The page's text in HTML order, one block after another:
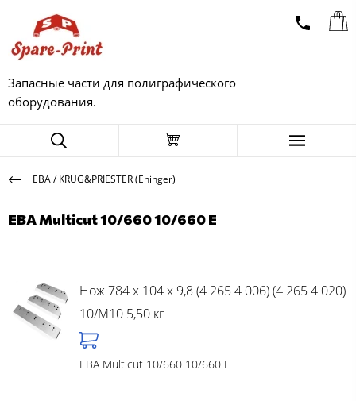
Запасные части для полиграфического
оборудования.
EBA / KRUG&PRIESTER (Ehinger)
EBA Multicut 10/660 10/660 E
Нож 784 x 104 x 9,8 (4 265 4 006) (4 265 4 020)
10/M10 5,50 кг
EBA Multicut 10/660 10/660 E